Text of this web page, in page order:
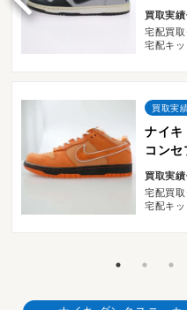
買取実
宅配買
宅配キ
買取実
ナイ
コン
買取実
宅配買
宅配キ